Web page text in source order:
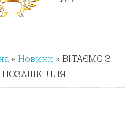
» Новини » ВІТАЄМО З